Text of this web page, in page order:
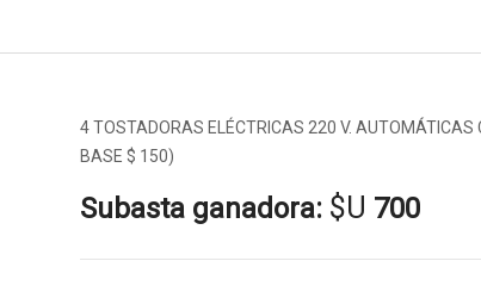
4 TOSTADORAS ELÉCTRICAS 220 V. AUTOMÁTICAS
BASE $ 150)
Subasta ganadora:$U 700